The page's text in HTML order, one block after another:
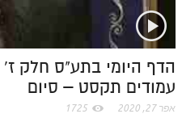
עמודים תקסט – סיום
אפר 27, 2020 1725